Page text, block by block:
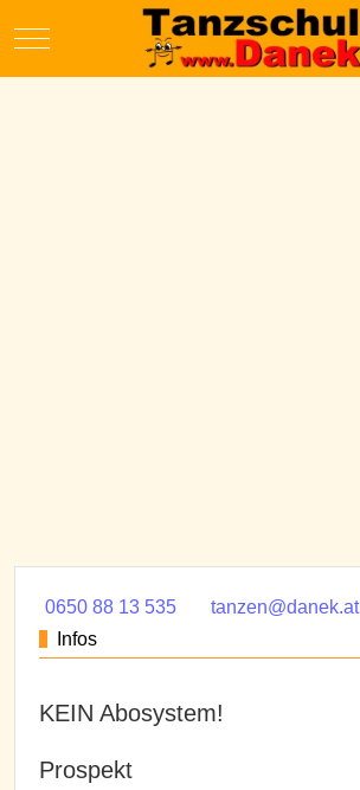
Mobile Menu Toggle
0650 88 13 535
tanzen@danek.at
Infos
KEIN Abosystem!
Prospekt